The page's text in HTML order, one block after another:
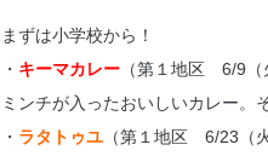
まずは小学校から！
・ キーマカレー （第１地区 6/9
ミンチが入ったおいしいカレー
・ ラタトゥユ （第１地区 6/23（